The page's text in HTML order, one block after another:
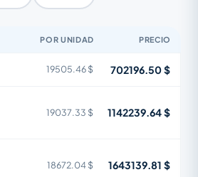
POR UNIDAD PRECIO
19505.46 $ 702196.50 $
19037.33 $ 1142239.64 $
18672.04 $ 1643139.81 $